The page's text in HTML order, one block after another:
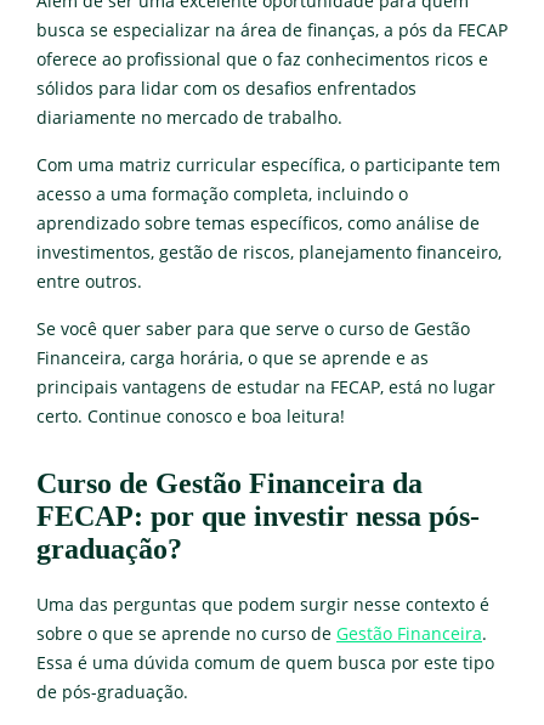
busca se especializar na área de finanças, a pós da FECAP
oferece ao profissional que o faz conhecimentos ricos e
sólidos para lidar com os desafios enfrentados
diariamente no mercado de trabalho.
Com uma matriz curricular específica, o participante tem
acesso a uma formação completa, incluindo o
aprendizado sobre temas específicos, como análise de
investimentos, gestão de riscos, planejamento financeiro,
entre outros.
Se você quer saber para que serve o curso de Gestão
Financeira, carga horária, o que se aprende e as
principais vantagens de estudar na FECAP, está no lugar
certo. Continue conosco e boa leitura!
Curso de Gestão Financeira da
FECAP: por que investir nessa pós-
graduação?
Uma das perguntas que podem surgir nesse contexto é
sobre o que se aprende no curso de Gestão Financeira.
Essa é uma dúvida comum de quem busca por este tipo
de pós-graduação.